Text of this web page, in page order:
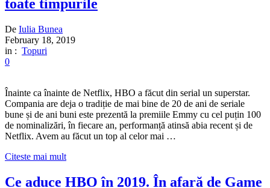
toate timpurile
De Iulia Bunea
February 18, 2019
in : Topuri
0
Înainte ca înainte de Netflix, HBO a făcut din serial un superstar.
Compania are deja o tradiție de mai bine de 20 de ani de seriale
bune și de ani buni este prezentă la premiile Emmy cu cel puțin 100
de nominalizări, în fiecare an, performanță atinsă abia recent și de
Netflix. Avem au făcut un top al celor mai …
Citeste mai mult
Ce aduce HBO în 2019. În afară de Game